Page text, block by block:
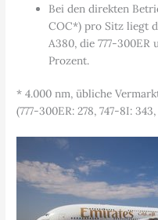
Bei den direkten
COC*) pro Sitz liegt
A380, die 777-300ER
Prozent.
* 4.000 nm, übliche
(777-300ER: 278, 747-8I: 343,